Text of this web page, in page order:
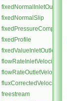
fixedNormalSlip
fixedProfile
fixedValueInletOutlet
flowRateInletVelocity
flowRateOutletVelocity
fluxCorrectedVelocity
freestream